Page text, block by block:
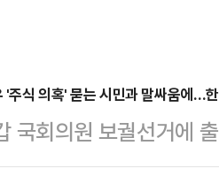
주식 의혹' 묻는 시민과 말싸움에…
국회의원 보궐선거에
시민과 설전을 벌인